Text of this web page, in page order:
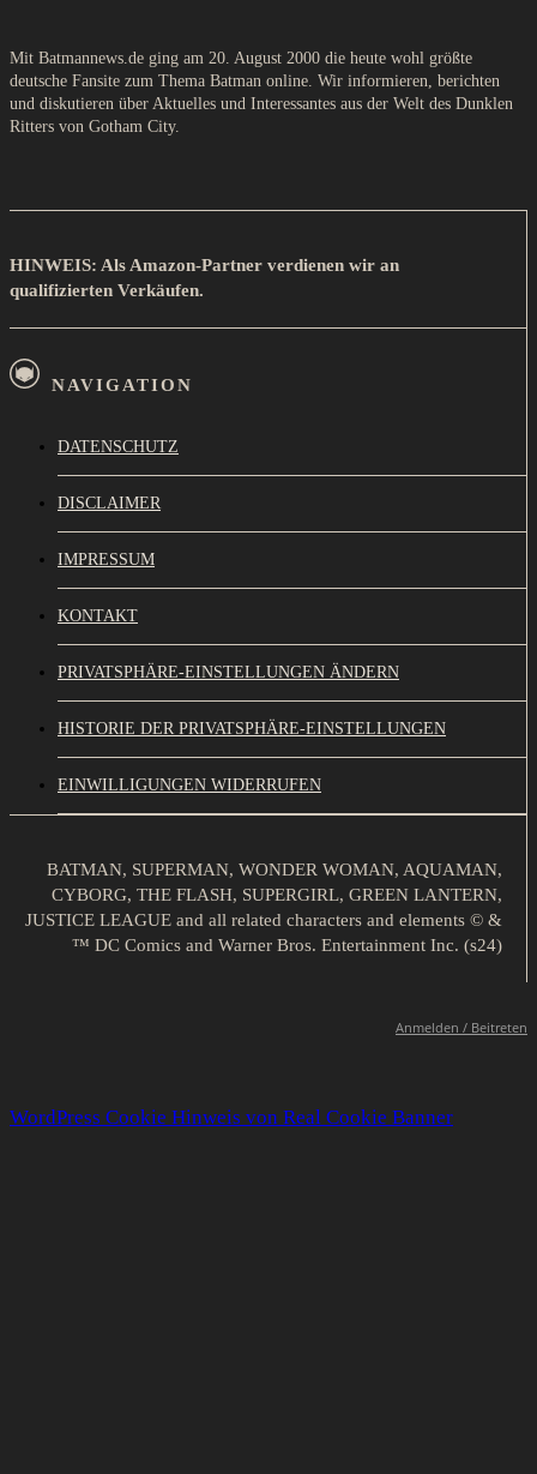
Mit Batmannews.de ging am 20. August 2000 die heute wohl größte
deutsche Fansite zum Thema Batman online. Wir informieren, berichten
und diskutieren über Aktuelles und Interessantes aus der Welt des Dunklen
Ritters von Gotham City.
HINWEIS: Als Amazon-Partner verdienen wir an
qualifizierten Verkäufen.
NAVIGATION
DATENSCHUTZ
DISCLAIMER
IMPRESSUM
KONTAKT
PRIVATSPHÄRE-EINSTELLUNGEN ÄNDERN
HISTORIE DER PRIVATSPHÄRE-EINSTELLUNGEN
EINWILLIGUNGEN WIDERRUFEN
BATMAN, SUPERMAN, WONDER WOMAN, AQUAMAN,
CYBORG, THE FLASH, SUPERGIRL, GREEN LANTERN,
JUSTICE LEAGUE and all related characters and elements © &
™ DC Comics and Warner Bros. Entertainment Inc. (s24)
Anmelden / Beitreten
WordPress Cookie Hinweis von Real Cookie Banner